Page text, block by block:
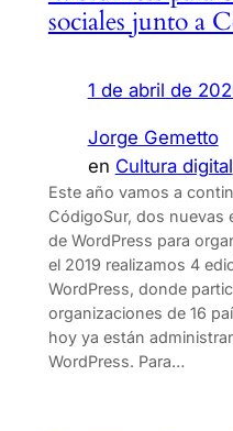
sociales junto a
1 de abril de
Jorge Gemetto
en Cultura digital
Este año vamos a
CódigoSur, dos nuevas
de WordPress para
el 2019 realizamos 4
WordPress, donde
organizaciones de 16
hoy ya están
WordPress. Para…